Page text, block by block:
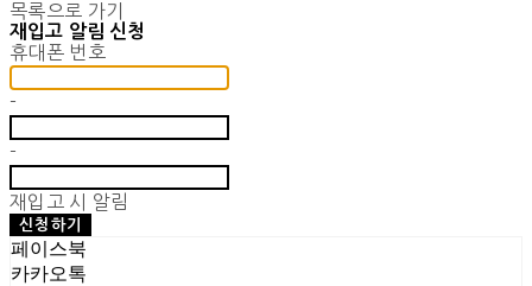
목록으로 가기
재입고 알림 신청
휴대폰 번호
-
-
재입고 시 알림
신청하기
페이스북
카카오톡